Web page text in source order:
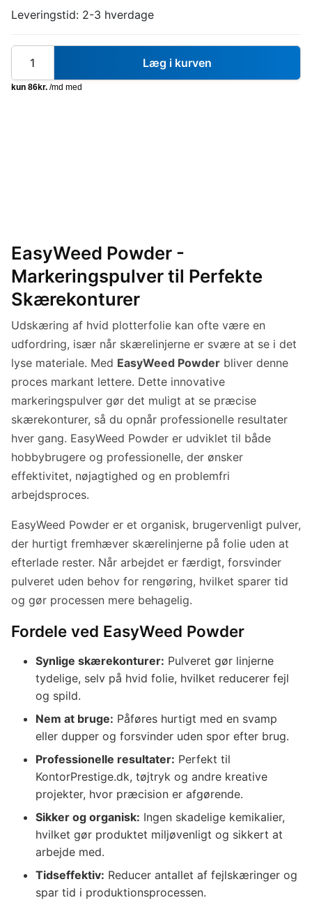
Leveringstid: 2-3 hverdage
Læg i kurven
EasyWeed Powder -
Markeringspulver til Perfekte
Skærekonturer
Udskæring af hvid plotterfolie kan ofte være en
udfordring, især når skærelinjerne er svære at se i det
lyse materiale. Med EasyWeed Powder bliver denne
proces markant lettere. Dette innovative
markeringspulver gør det muligt at se præcise
skærekonturer, så du opnår professionelle resultater
hver gang. EasyWeed Powder er udviklet til både
hobbybrugere og professionelle, der ønsker
effektivitet, nøjagtighed og en problemfri
arbejdsproces.
EasyWeed Powder er et organisk, brugervenligt pulver,
der hurtigt fremhæver skærelinjerne på folie uden at
efterlade rester. Når arbejdet er færdigt, forsvinder
pulveret uden behov for rengøring, hvilket sparer tid
og gør processen mere behagelig.
Fordele ved EasyWeed Powder
Synlige skærekonturer: Pulveret gør linjerne
tydelige, selv på hvid folie, hvilket reducerer fejl
og spild.
Nem at bruge: Påføres hurtigt med en svamp
eller dupper og forsvinder uden spor efter brug.
Professionelle resultater: Perfekt til
KontorPrestige.dk, tøjtryk og andre kreative
projekter, hvor præcision er afgørende.
Sikker og organisk: Ingen skadelige kemikalier,
hvilket gør produktet miljøvenligt og sikkert at
arbejde med.
Tidseffektiv: Reducer antallet af fejlskæringer og
spar tid i produktionsprocessen.